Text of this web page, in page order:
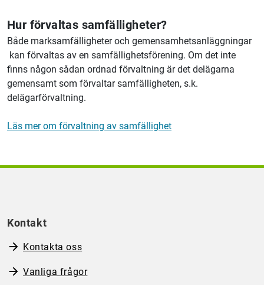
Hur förvaltas samfälligheter?
Både marksamfälligheter och gemensamhetsanläggningar
kan förvaltas av en samfällighetsförening. Om det inte
finns någon sådan ordnad förvaltning är det delägarna
gemensamt som förvaltar samfälligheten, s.k.
delägarförvaltning.
Läs mer om förvaltning av samfällighet
Kontakt
Kontakta oss
Vanliga frågor